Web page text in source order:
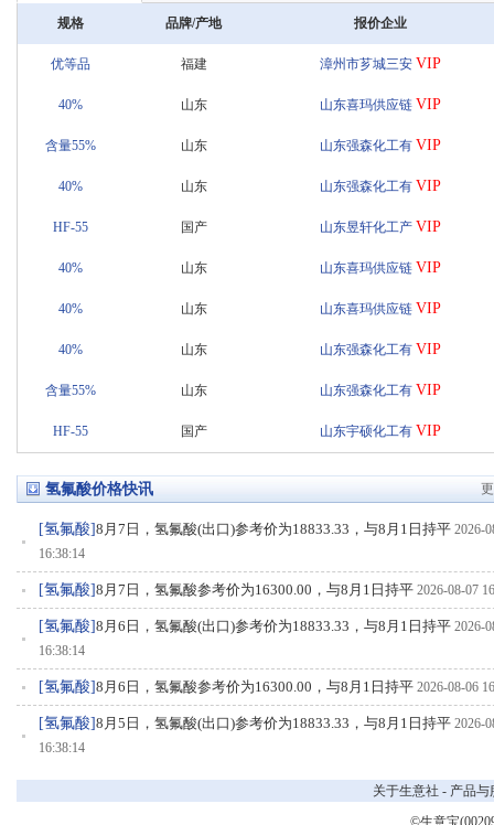
规格 品牌/产地 报价企业
优等品 福建 漳州市芗城三安 VIP
40% 山东 山东喜玛供应链 VIP
含量55% 山东 山东强森化工有 VIP
40% 山东 山东强森化工有 VIP
HF-55 国产 山东昱轩化工产 VIP
40% 山东 山东喜玛供应链 VIP
40% 山东 山东喜玛供应链 VIP
40% 山东 山东强森化工有 VIP
含量55% 山东 山东强森化工有 VIP
HF-55 国产 山东宇硕化工有 VIP
氢氟酸价格快讯
[氢氟酸]8月7日，氢氟酸(出口)参考价为18833.33，与8月1日持平 2026-
16:38:14
[氢氟酸]8月7日，氢氟酸参考价为16300.00，与8月1日持平 2026-08-07
[氢氟酸]8月6日，氢氟酸(出口)参考价为18833.33，与8月1日持平 2026-
16:38:14
[氢氟酸]8月6日，氢氟酸参考价为16300.00，与8月1日持平 2026-08-06
[氢氟酸]8月5日，氢氟酸(出口)参考价为18833.33，与8月1日持平 2026-
16:38:14
[氢氟酸]8月5日，氢氟酸参考价为16300.00，与8月1日持平 2026-08-05
关于生意社 - 产品与
©生意宝